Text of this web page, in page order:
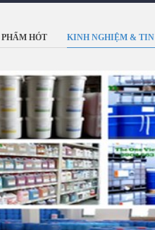
PHẨM HÓT KINH NGHIỆM &